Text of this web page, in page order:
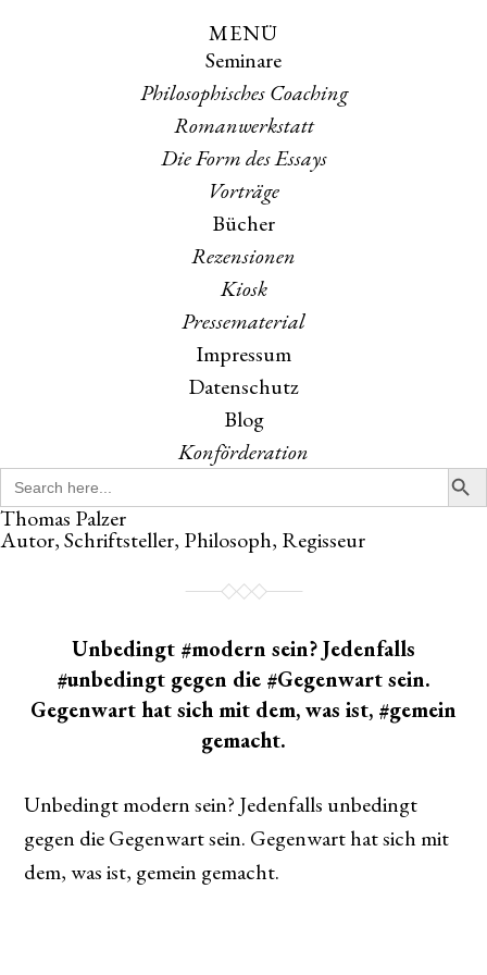
MENÜ
Seminare
Philosophisches Coaching
Romanwerkstatt
Die Form des Essays
Vorträge
Bücher
Rezensionen
Kiosk
Pressematerial
Impressum
Datenschutz
Blog
Konförderation
Search
for:
Search
Thomas Palzer
Autor, Schriftsteller, Philosoph, Regisseur
Unbedingt #modern sein? Jedenfalls
#unbedingt gegen die #Gegenwart sein.
Gegenwart hat sich mit dem, was ist, #gemein
gemacht.
Unbedingt modern sein? Jedenfalls unbedingt
gegen die Gegenwart sein. Gegenwart hat sich mit
dem, was ist, gemein gemacht.